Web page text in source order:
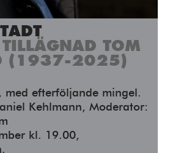
TILLÄGNAD TOM
(1937-2025)
med efterföljande mingel.
Kehlmann, Moderator:
kl. 19.00,